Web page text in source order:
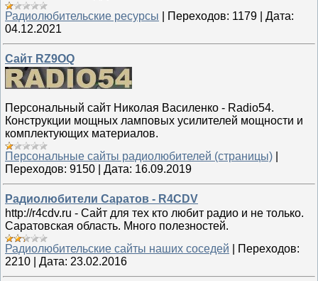
Радиолюбительские ресурсы
Переходов: 1179
Дата:
04.12.2021
Сайт RZ9OQ
Персональный сайт Николая Василенко - Radio54.
Конструкции мощных ламповых усилителей мощности и
комплектующих материалов.
Персональные сайты радиолюбителей (страницы)
Переходов: 9150 Дата: 16.09.2019
Радиолюбители Саратов - R4CDV
http://r4cdv.ru - Сайт для тех кто любит радио и не только.
Саратовская область. Много полезностей.
Радиолюбительские сайты наших соседей
Переходов:
2210
Дата: 23.02.2016